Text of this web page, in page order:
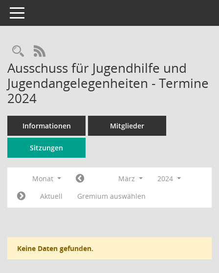
Toggle navigation
Rechercheauswahl
RSS-Feed
Ausschuss für Jugendhilfe und
Jugendangelegenheiten - Termine
2024
Informationen Mitglieder
Sitzungen
Monat März
2024
Aktuell
Gremium auswählen
Keine Daten gefunden.